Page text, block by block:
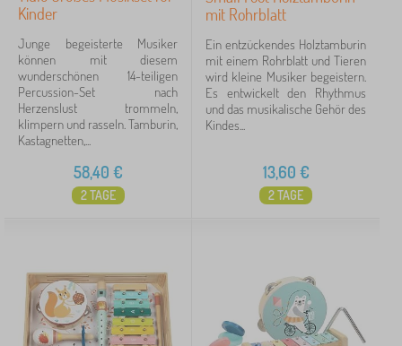
Kinder
Junge begeisterte Musiker
können mit diesem
wunderschönen 14-teiligen
Percussion-Set nach
Herzenslust trommeln,
klimpern und rasseln. Tamburin,
Kastagnetten,...
58,40 €
2 TAGE
mit Rohrblatt
Ein entzückendes Holztamburin
mit einem Rohrblatt und Tieren
wird kleine Musiker begeistern.
Es entwickelt den Rhythmus
und das musikalische Gehör des
Kindes...
13,60 €
2 TAGE